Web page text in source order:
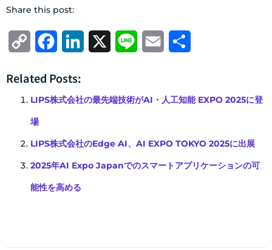
Share this post:
Copy
FacebookLinkedIn Line Email
Related Posts:
LIPS株式会社の最先端技術がAI・人工知能 EXPO 2025に登
場
LIPS株式会社のEdge AI、AI EXPO TOKYO 2025に出展
2025年AI Expo Japanでのスマートアプリケーションの可
能性を高める